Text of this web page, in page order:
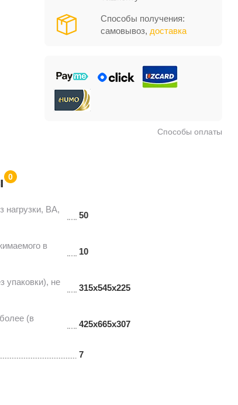
Способы получения:
самовывоз, доставка
Способы оплаты
0
нагрузки, ВА,
50
в
10
упаковки), не
315x545x225
(в
425x665x307
7